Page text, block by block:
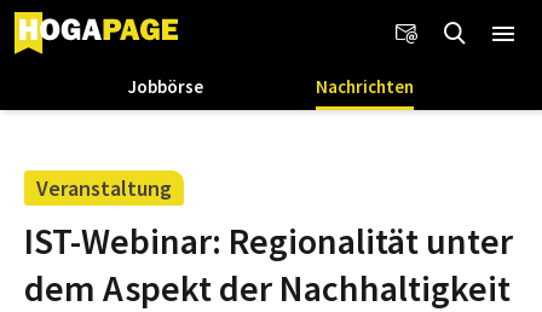
Jobbörse Nachrichten
Veranstaltung
IST-Webinar: Regionalität unter
dem Aspekt der Nachhaltigkeit